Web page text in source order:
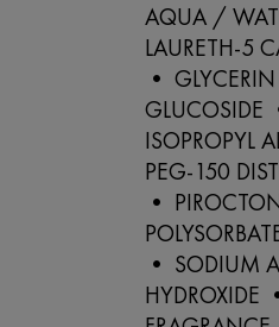
AQUA /
LAURETH-5
•
ISOPROPYL
PEG-150
•
• SODIUM